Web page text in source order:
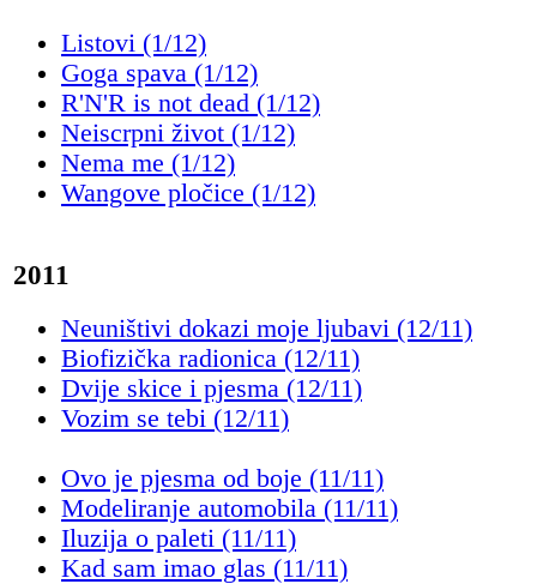
Listovi (1/12)
Goga spava (1/12)
R'N'R is not dead (1/12)
Neiscrpni život (1/12)
Nema me (1/12)
Wangove pločice (1/12)
2011
Neuništivi dokazi moje ljubavi (12/11)
Biofizička radionica (12/11)
Dvije skice i pjesma (12/11)
Vozim se tebi (12/11)
Ovo je pjesma od boje (11/11)
Modeliranje automobila (11/11)
Iluzija o paleti (11/11)
Kad sam imao glas (11/11)